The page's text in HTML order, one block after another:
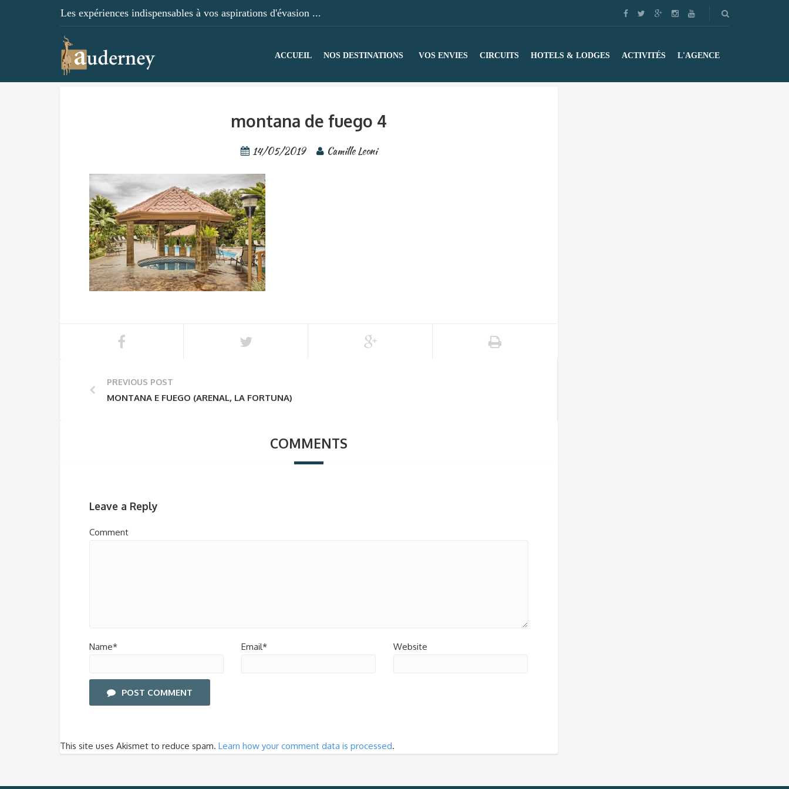
Les expériences indispensables à vos aspirations d'évasion ...
ACCUEIL NOS DESTINATIONS VOS ENVIES CIRCUITS HOTELS & LODGES ACTIVITÉS L'AGENCE
montana de fuego 4
14/05/2019 Camille Leoni
PREVIOUS POST
MONTANA E FUEGO (ARENAL, LA FORTUNA)
COMMENTS
Leave a Reply
Comment
Name* Email* Website
POST COMMENT
This site uses Akismet to reduce spam. Learn how your comment data is processed.